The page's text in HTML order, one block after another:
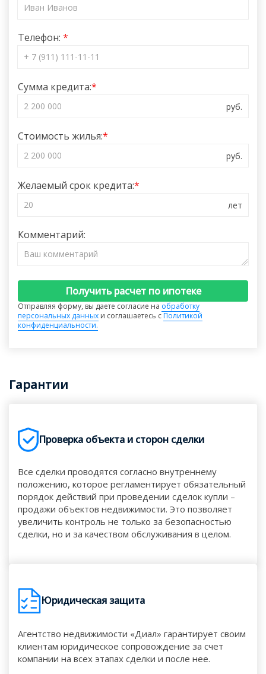
Телефон:
Сумма кредита:
Стоимость жилья:
Желаемый срок кредита:
Комментарий:
Получить расчет по ипотеке
Отправляя форму, вы даете согласие на обработку
персональных данных и соглашаетесь сПолитикой
конфиденциальности.
Гарантии
Проверка объекта и сторон сделки
Все сделки проводятся согласно внутреннему
положению, которое регламентирует обязательный
порядок действий при проведении сделок купли –
продажи объектов недвижимости. Это позволяет
увеличить контроль не только за безопасностью
сделки, но и за качеством обслуживания в целом.
Юридическая защита
Агентство недвижимости «Диал» гарантирует своим
клиентам юридическое сопровождение за счет
компании на всех этапах сделки и после нее.